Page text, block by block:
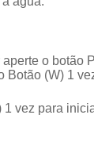
o botão
Botão (W) 1
1 vez para